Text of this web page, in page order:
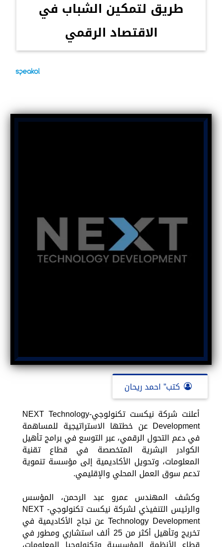
طريق لتمكين الشباب في
الاقتصاد الرقمي
كتب” احمد ريحان
أعلنت شركة نيكست تكنولوجي-NEXT Technology
Development عن خطتها الاستراتيجية للمساهمة
في دعم التحول الرقمي، عبر التوسع في برامج تأهيل
الكوادر البشرية المتخصصة في قطاع تقنية
المعلومات، وتحويل الأكاديمية إلى مؤسسة تنموية
تدعم سوق العمل المحلي والإقليمي.
وكشف المهندس عمرو عبد الرحمن، المؤسس
والرئيس التنفيذي لشركة نيكست تكنولوجي- NEXT
Technology Development عن نجاح الأكاديمية في
تخريج وتأهيل أكثر من 25 ألف استشاري ومطور في